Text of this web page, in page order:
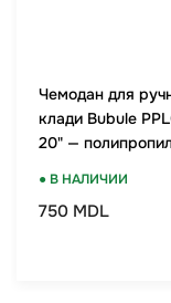
Чемодан для
клади Bubule
20" —
● В НАЛИЧИИ
750 MDL